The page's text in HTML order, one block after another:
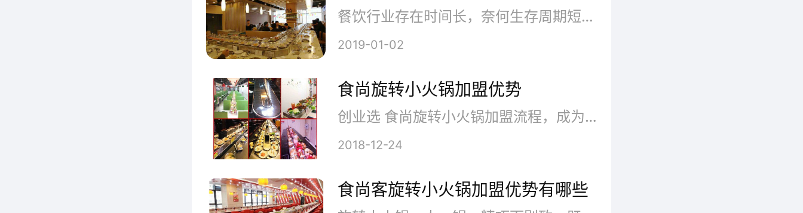
餐饮行业存在时间长，奈何生存周期短，所以1+1旋转小火锅加盟费用要想在激烈而残酷的餐饮市场竞争中生存下去就要立足市场发展。
2019-01-02
食尚旋转小火锅加盟优势
创业选 食尚旋转小火锅加盟流程，成为你的好帮手！近年来，快节奏的生活让旋转小火锅渐渐走进我们的生活，与以往一成不变的美食相比，旋转火锅具有随心搭配、省时省力的优势，多种食材的选择俘获了一群又一群火锅爱好者，更具有市场优势。
2018-12-24
食尚客旋转小火锅加盟优势有哪些